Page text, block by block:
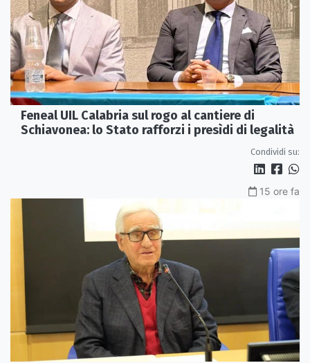
Feneal UIL Calabria sul rogo al cantiere di
Schiavonea: lo Stato rafforzi i presìdi di legalità
Condividi su:
15 ore fa